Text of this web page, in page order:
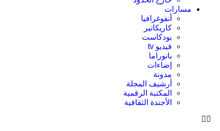
مسارات
أنفوغرافيا
كاريكاتير
بودكاست
فيديو tv
بانوراما
إضاءات
مدونة
أرشيف المجلة
المكتبة الرقمية
الأجندة الثقافية